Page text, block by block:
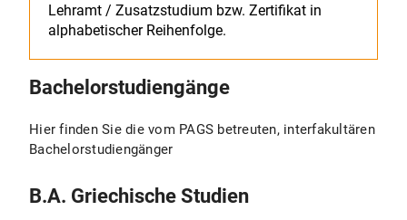
M.A. Mittelalter- und Renaissancestudien
Lehramt / Zusatzstudium bzw. Zertifikat in
alphabetischer Reihenfolge.
Bachelorstudiengänge
Hier finden Sie die vom PAGS betreuten, interfakultären
Bachelorstudiengänger
B.A. Griechische Studien